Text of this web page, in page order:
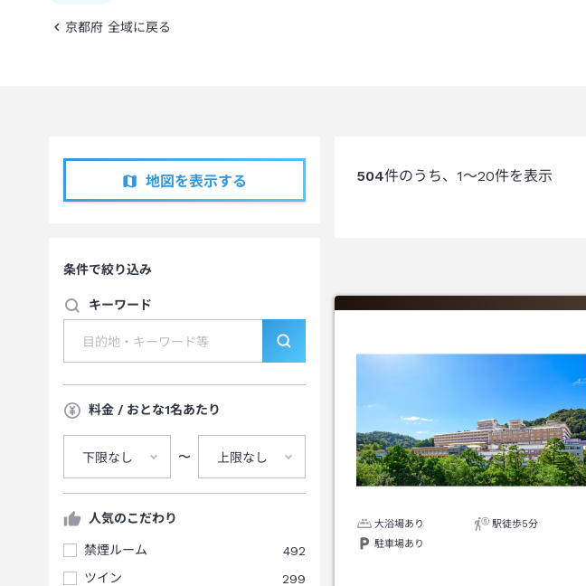
京都府 全域に戻る
地図を表示する
条件で絞り込み
キーワード
料金 / おとな1名あたり
下限なし 〜 上限なし
人気のこだわり
禁煙ルーム
492
ツイン
299
504件のうち、 1～20件を表示
大浴場あり
駅徒歩5分
駐車場あり